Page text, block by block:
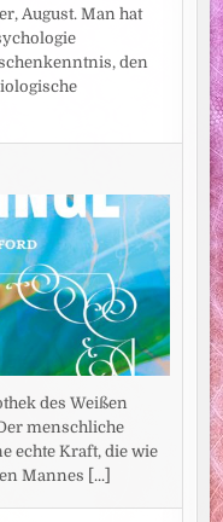
August. Man hat
den
des Weißen
menschliche
echte Kraft, die wie
Mannes [...]